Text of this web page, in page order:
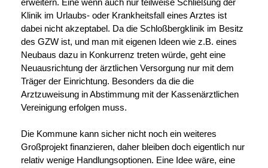
erweitern. Eine wenn auch nur teilweise Schließung der
Klinik im Urlaubs- oder Krankheitsfall eines Arztes ist
dabei nicht akzeptabel. Da die Schloßbergklinik im Besitz
des GZW ist, und man mit eigenen Ideen wie z.B. eines
Neubaus dazu in Konkurrenz treten würde, geht eine
Neuausrichtung der ärztlichen Versorgung nur mit dem
Träger der Einrichtung. Besonders da die die
Arztzuweisung in Abstimmung mit der Kassenärztlichen
Vereinigung erfolgen muss.
Die Kommune kann sicher nicht noch ein weiteres
Großprojekt finanzieren, daher bleiben doch eigentlich nur
relativ wenige Handlungsoptionen. Eine Idee wäre, eine